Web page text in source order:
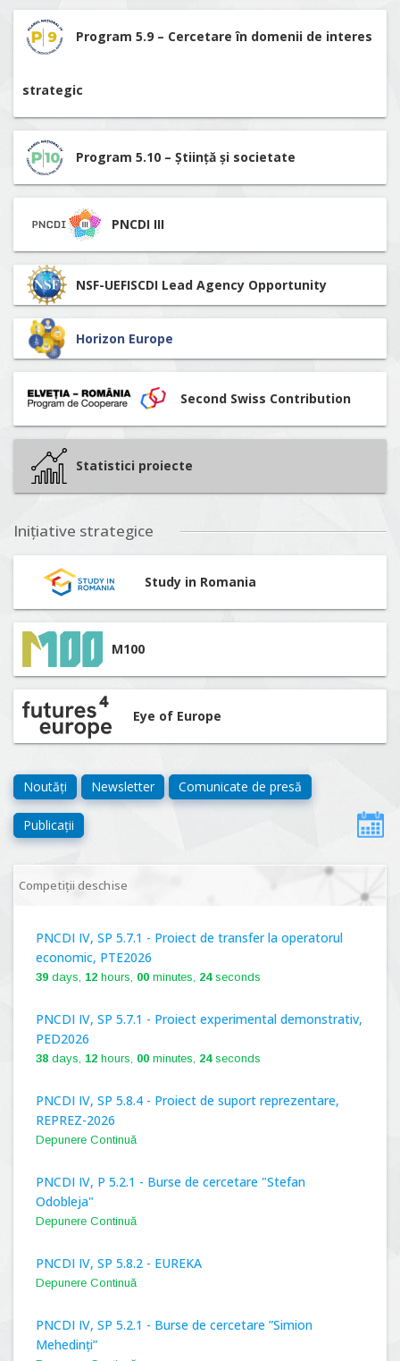
Program 5.9 – Cercetare în domenii de interes
strategic
Program 5.10 – Știință și societate
PNCDI III
NSF-UEFISCDI Lead Agency Opportunity
Horizon Europe
Second Swiss Contribution
Statistici proiecte
Inițiative strategice
Study in Romania
M100
Eye of Europe
Noutăți Newsletter Comunicate de presă
Publicații
Competiții deschise
PNCDI IV, SP 5.7.1 - Proiect de transfer la operatorul
economic, PTE2026
39 days, 12 hours, 00 minutes, 23seconds
PNCDI IV, SP 5.7.1 - Proiect experimental demonstrativ,
PED2026
38 days, 12 hours, 00 minutes, 23seconds
PNCDI IV, SP 5.8.4 - Proiect de suport reprezentare,
REPREZ-2026
Depunere Continuă
PNCDI IV, P 5.2.1 - Burse de cercetare "Stefan
Odobleja"
Depunere Continuă
PNCDI IV, SP 5.8.2 - EUREKA
Depunere Continuă
PNCDI IV, SP 5.2.1 - Burse de cercetare ”Simion
Mehedinți”